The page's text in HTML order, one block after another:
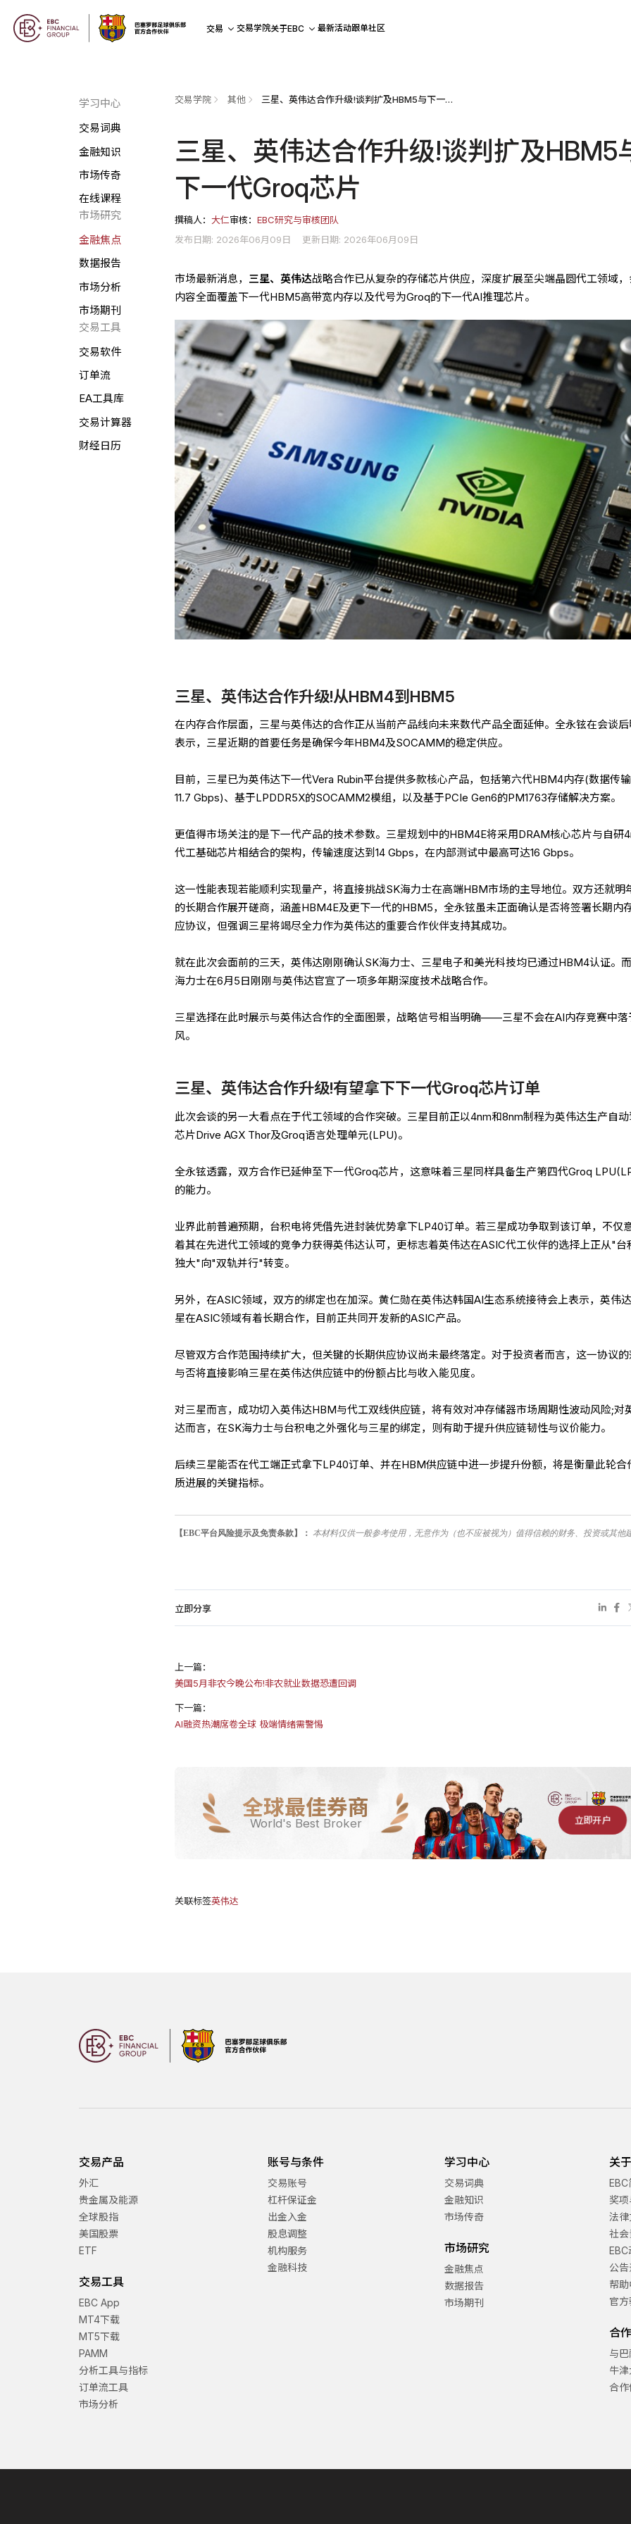
交易 交易学院关于EBC 最新活动跟单社区
学习中心
交易词典
金融知识
市场传奇
在线课程
市场研究
金融焦点
数据报告
市场分析
市场期刊
交易工具
交易软件
订单流
EA工具库
交易计算器
财经日历
交易学院 其他 三星、英伟达合作升级!谈判扩及HBM5与下一代Groq芯片
三星、英伟达合作升级!谈判扩及HBM5
下一代Groq芯片
撰稿人：大仁审核：EBC研究与审核团队
发布日期: 2026年06月09日
更新日期: 2026年06月09日
市场最新消息， 三星、英伟达战略合作已从复杂的存储芯片供应，深度扩展至尖端晶圆代工领域，
内容全面覆盖下一代HBM5高带宽内存以及代号为Groq的下一代AI推理芯片。
三星、英伟达合作升级!从HBM4到HBM5
在内存合作层面，三星与英伟达的合作正从当前产品线向未来数代产品全面延伸。全永铉在会谈
表示，三星近期的首要任务是确保今年HBM4及SOCAMM的稳定供应。
目前，三星已为英伟达下一代Vera Rubin平台提供多款核心产品，包括第六代HBM4内存(数据传
11.7 Gbps)、基于LPDDR5X的SOCAMM2模组，以及基于PCIe Gen6的PM1763存储解决方案。
更值得市场关注的是下一代产品的技术参数。三星规划中的HBM4E将采用DRAM核心芯片与自研
代工基础芯片相结合的架构，传输速度达到14 Gbps，在内部测试中最高可达16 Gbps。
这一性能表现若能顺利实现量产，将直接挑战SK海力士在高端HBM市场的主导地位。双方还就明
的长期合作展开磋商，涵盖HBM4E及更下一代的HBM5，全永铉虽未正面确认是否将签署长期内
应协议，但强调三星将竭尽全力作为英伟达的重要合作伙伴支持其成功。
就在此次会面前的三天，英伟达刚刚确认SK海力士、三星电子和美光科技均已通过HBM4认证。
海力士在6月5日刚刚与英伟达官宣了一项多年期深度技术战略合作。
三星选择在此时展示与英伟达合作的全面图景，战略信号相当明确——三星不会在AI内存竞赛中落
风。
三星、英伟达合作升级!有望拿下下一代Groq芯片订单
此次会谈的另一大看点在于代工领域的合作突破。三星目前正以4nm和8nm制程为英伟达生产自动
芯片Drive AGX Thor及Groq语言处理单元(LPU)。
全永铉透露，双方合作已延伸至下一代Groq芯片，这意味着三星同样具备生产第四代Groq
的能力。
业界此前普遍预期，台积电将凭借先进封装优势拿下LP40订单。若三星成功争取到该订单，不仅
着其在先进代工领域的竞争力获得英伟达认可，更标志着英伟达在ASIC代工伙伴的选择上正从"台
独大"向"双轨并行"转变。
另外，在ASIC领域，双方的绑定也在加深。黄仁勋在英伟达韩国AI生态系统接待会上表示，英伟
星在ASIC领域有着长期合作，目前正共同开发新的ASIC产品。
尽管双方合作范围持续扩大，但关键的长期供应协议尚未最终落定。对于投资者而言，这一协议
与否将直接影响三星在英伟达供应链中的份额占比与收入能见度。
对三星而言，成功切入英伟达HBM与代工双线供应链，将有效对冲存储器市场周期性波动风险;对
达而言，在SK海力士与台积电之外强化与三星的绑定，则有助于提升供应链韧性与议价能力。
后续三星能否在代工端正式拿下LP40订单、并在HBM供应链中进一步提升份额，将是衡量此轮合
质进展的关键指标。
【EBC平台风险提示及免责条款】： 本材料仅供一般参考使用，无意作为（也不应被视为）值得信赖的财务、投资或其他建
立即分享
上一篇：
美国5月非农今晚公布!非农就业数据恐遭回调
下一篇：
AI融资热潮席卷全球 极端情绪需警惕
全球最佳券商
World's Best Broker 立即开户
关联标签英伟达
交易产品
外汇
贵金属及能源
全球股指
美国股票
ETF
交易工具
EBC App
MT4下载
MT5下载
PAMM
分析工具与指标
订单流工具
市场分析
账号与条件
交易账号
杠杆保证金
出金入金
股息调整
机构服务
金融科技
学习中心
交易词典
金融知识
市场传奇
市场研究
金融焦点
数据报告
市场期刊
关
奖
法律
社
公
帮
官
合
与
牛
合